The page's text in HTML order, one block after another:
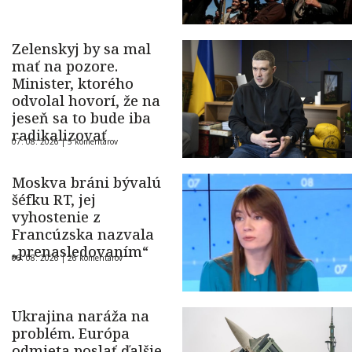
Zelenskyj by sa mal
mať na pozore.
Minister, ktorého
odvolal hovorí, že na
jeseň sa to bude iba
radikalizovať
07. 08. 2026 |5 komentárov
Moskva bráni bývalú
šéfku RT, jej
vyhostenie z
Francúzska nazvala
„prenasledovaním“
06. 08. 2026 |26 komentárov
Ukrajina naráža na
problém. Európa